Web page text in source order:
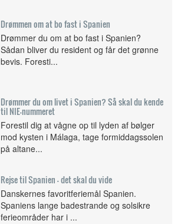
Drømmen om at bo fast i Spanien
Drømmer du om at bo fast i Spanien?
Sådan bliver du resident og får det grønne
bevis. Foresti...
Drømmer du om livet i Spanien? Så skal du kende
til NIE-nummeret
Forestil dig at vågne op til lyden af bølger
mod kysten i Málaga, tage formiddagssolen
på altane...
Rejse til Spanien - det skal du vide
Danskernes favoritferiemål Spanien.
Spaniens lange badestrande og solsikre
ferieområder har i ...